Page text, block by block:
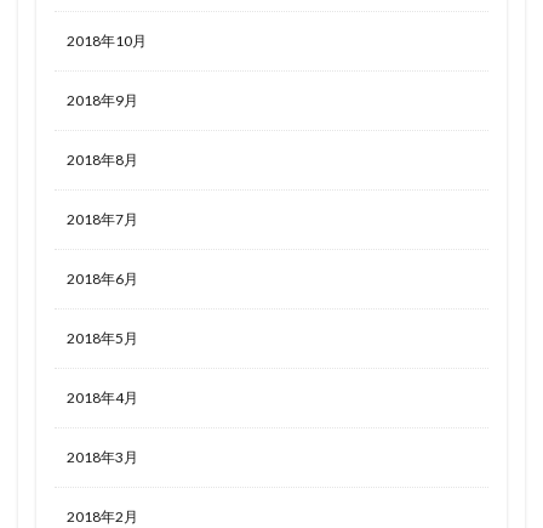
2018年10月
2018年9月
2018年8月
2018年7月
2018年6月
2018年5月
2018年4月
2018年3月
2018年2月